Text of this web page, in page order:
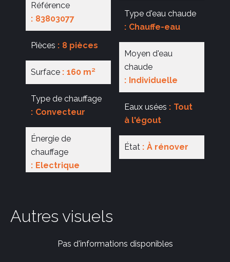
Référence
83803077
Pièces 8 pièces
Surface 160 m²
Type de chauffage
Convecteur
Énergie de
chauffage
Electrique
Type d'eau chaude
Chauffe-eau
Moyen d'eau
chaude
Individuelle
Eaux usées
Tout
à l'égout
État À rénover
Autres visuels
Pas d'informations disponibles